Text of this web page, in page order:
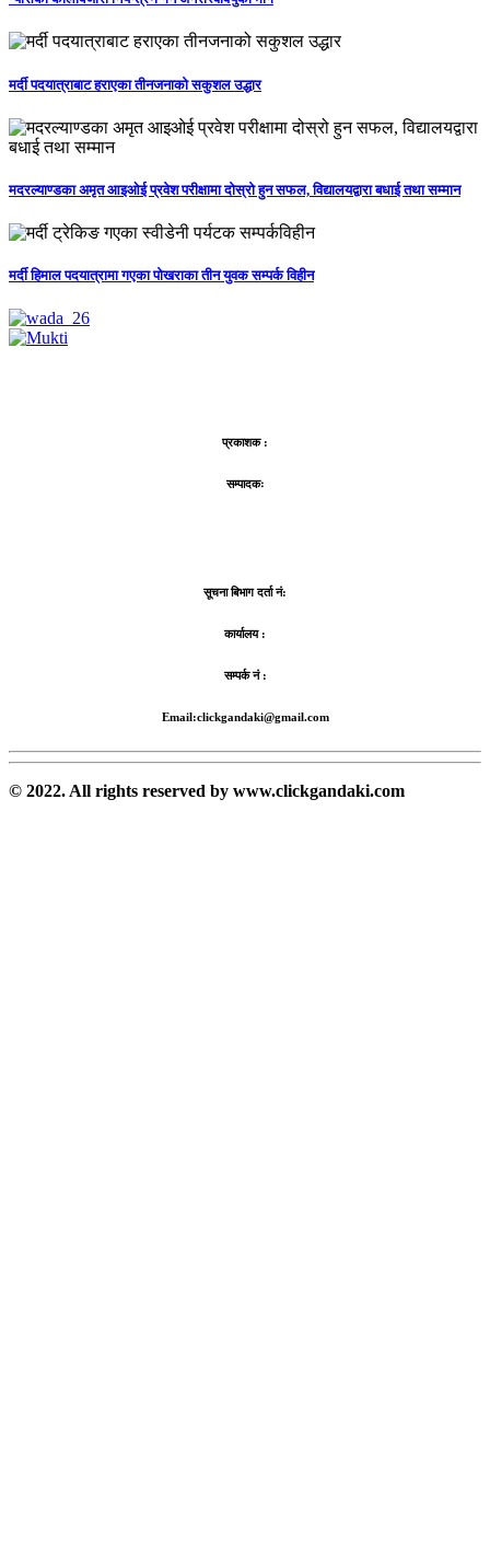
मर्दी पदयात्राबाट हराएका तीनजनाको सकुशल उद्धार
मदरल्याण्डका अमृत आइओई प्रवेश परीक्षामा दोस्रो हुन सफल, विद्यालयद्वारा बधाई तथा सम्मान
मर्दी हिमाल पदयात्रामा गएका पोखराका तीन युवक सम्पर्क विहीन
प्रकाशक :
सम्पादकः
सूचना बिभाग दर्ता नं:
कार्यालय :
सम्पर्क नं :
Email:clickgandaki@gmail.com
© 2022. All rights reserved by www.clickgandaki.com